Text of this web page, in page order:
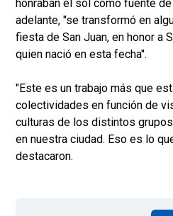
honraban el sol como fuente
adelante, "se transformó en
fiesta de San Juan, en honor a
quien nació en esta fecha".
"Este es un trabajo más que
colectividades en función de
culturas de los distintos
en nuestra ciudad. Eso es lo
destacaron.